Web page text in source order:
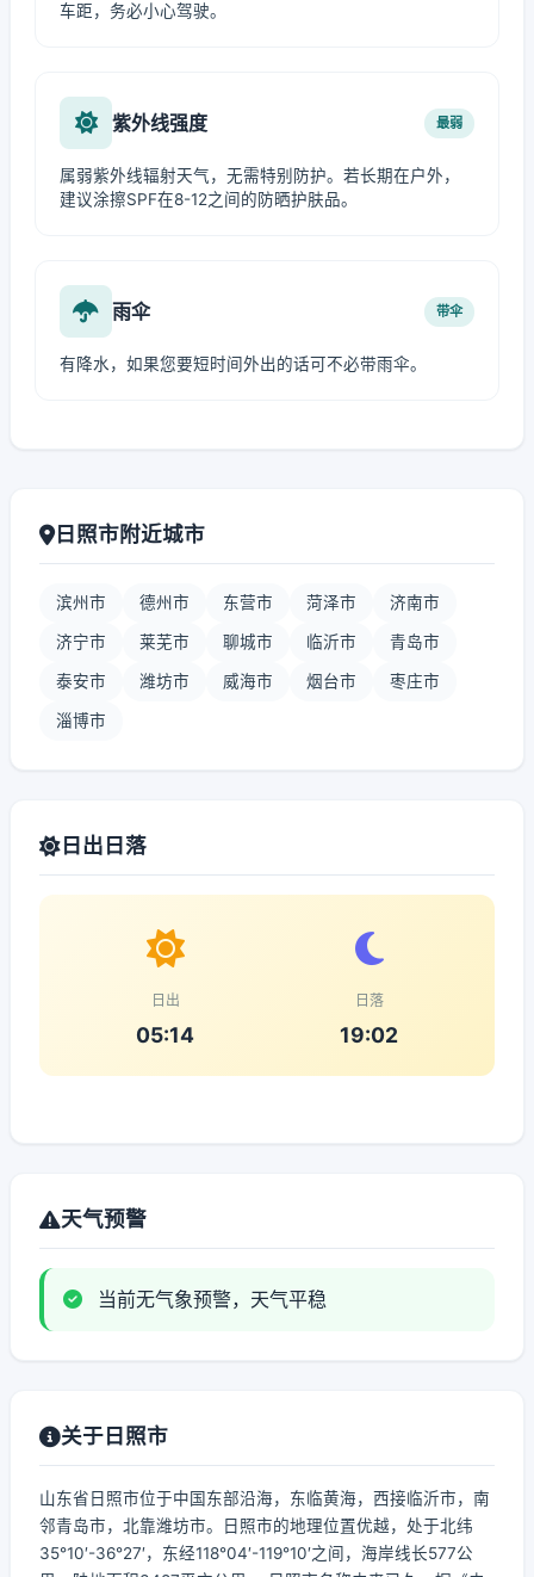
车距，务必小心驾驶。
紫外线强度 最弱
属弱紫外线辐射天气，无需特别防护。若长期在户外，
建议涂擦SPF在8-12之间的防晒护肤品。
雨伞 带伞
有降水，如果您要短时间外出的话可不必带雨伞。
日照市附近城市
滨州市 德州市 东营市 菏泽市 济南市
济宁市 莱芜市 聊城市 临沂市 青岛市
泰安市 潍坊市 威海市 烟台市 枣庄市
淄博市
日出日落
日出
05:14
日落
19:02
天气预警
当前无气象预警，天气平稳
关于日照市
山东省日照市位于中国东部沿海，东临黄海，西接临沂市，南
邻青岛市，北靠潍坊市。日照市的地理位置优越，处于北纬
35°10′-36°27′，东经118°04′-119°10′之间，海岸线长577公